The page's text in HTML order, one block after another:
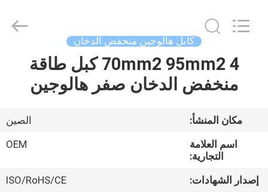
الصفحة
الرئيسية
منتجات
معلومات
عنا
Management
Services
كابل هالوجين منخفض الدخان
70mm2 95mm2 4 كبل طاقة
منخفض الدخان صفر هالوجين
مكان المنشأ:
الصين
اسم العلامة
التجارية:
OEM
إصدار الشهادات:
ISO/RoHS/CE